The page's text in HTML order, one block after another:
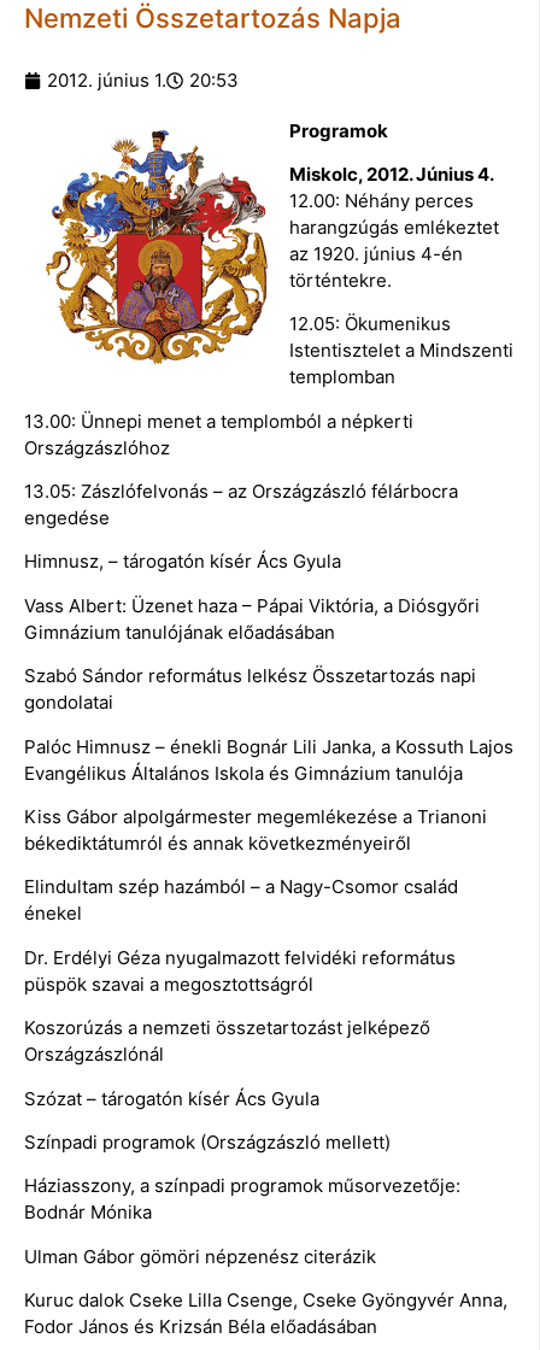
Nemzeti Összetartozás Napja
2012. június 1. 20:53
Programok
Miskolc, 2012. Június 4.
12.00: Néhány perces
harangzúgás emlékeztet
az 1920. június 4-én
történtekre.
12.05: Ökumenikus
Istentisztelet a Mindszenti
templomban
13.00: Ünnepi menet a templomból a népkerti
Országzászlóhoz
13.05: Zászlófelvonás – az Országzászló félárbocra
engedése
Himnusz, – tárogatón kísér Ács Gyula
Vass Albert: Üzenet haza – Pápai Viktória, a Diósgyőri
Gimnázium tanulójának előadásában
Szabó Sándor református lelkész Összetartozás napi
gondolatai
Palóc Himnusz – énekli Bognár Lili Janka, a Kossuth Lajos
Evangélikus Általános Iskola és Gimnázium tanulója
Kiss Gábor alpolgármester megemlékezése a Trianoni
békediktátumról és annak következményeiről
Elindultam szép hazámból – a Nagy-Csomor család
énekel
Dr. Erdélyi Géza nyugalmazott felvidéki református
püspök szavai a megosztottságról
Koszorúzás a nemzeti összetartozást jelképező
Országzászlónál
Szózat – tárogatón kísér Ács Gyula
Színpadi programok (Országzászló mellett)
Háziasszony, a színpadi programok műsorvezetője:
Bodnár Mónika
Ulman Gábor gömöri népzenész citerázik
Kuruc dalok Cseke Lilla Csenge, Cseke Gyöngyvér Anna,
Fodor János és Krizsán Béla előadásában